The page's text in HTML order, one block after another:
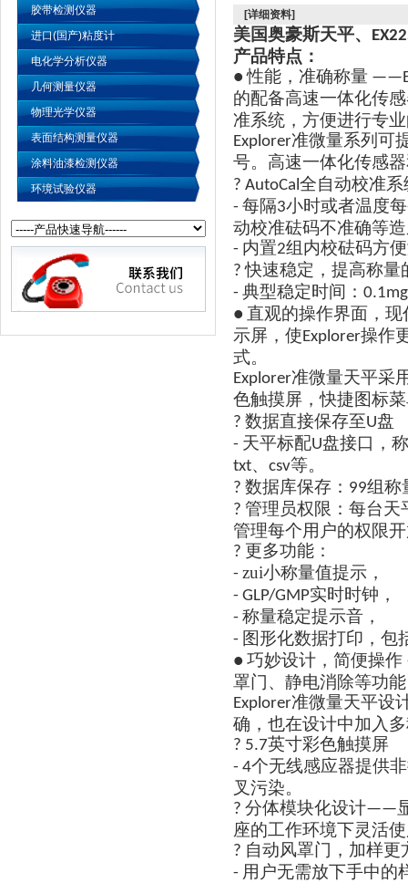
胶带检测仪器
进口(国产)粘度计
电化学分析仪器
几何测量仪器
物理光学仪器
表面结构测量仪器
涂料油漆检测仪器
环境试验仪器
[详细资料]
美国奥豪斯天平、
产品特点：
●性能，准确称量
的配备高速一体化传
准系统，方便进行专
Explorer准微量系列可
号。高速一体化传感
? AutoCal全自动校准
- 每隔3小时或者温度
动校准砝码不准确等
- 内置2组内校砝码方
?快速稳定，提高称量
- 典型稳定时间： 0.1mg
● 直观的操作界面，
示屏，使Explorer操作
式。
Explorer准微量天平采
色触摸屏，快捷图标
? 数据直接保存至U盘
- 天平标配U盘接口，
txt、 csv等。
? 数据库保存： 99组称
? 管理员权限：每台天
管理每个用户的权限
? 更多功能：
- zui小称量值提示，
- GLP/GMP实时时钟，
- 称量稳定提示音，
- 图形化数据打印，包
● 巧妙设计，简便操作
罩门、静电消除等功
Explorer准微量天平设
确，也在设计中加入
? 5.7英寸彩色触摸屏
- 4个无线感应器提供
叉污染。
? 分体模块化设计——
座的工作环境下灵活
? 自动风罩门，加样更
- 用户无需放下手中的